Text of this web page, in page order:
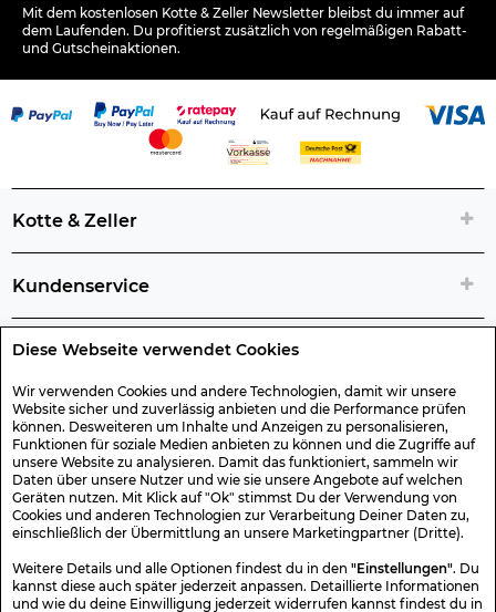
Diese Webseite verwendet Cookies
Wir verwenden Cookies und andere Technologien, damit wir unsere
Website sicher und zuverlässig anbieten und die Performance prüfen
können. Desweiteren um Inhalte und Anzeigen zu personalisieren,
Funktionen für soziale Medien anbieten zu können und die Zugriffe auf
unsere Website zu analysieren. Damit das funktioniert, sammeln wir
Daten über unsere Nutzer und wie sie unsere Angebote auf welchen
Geräten nutzen. Mit Klick auf "Ok" stimmst Du der Verwendung von
Cookies und anderen Technologien zur Verarbeitung Deiner Daten zu,
einschließlich der Übermittlung an unsere Marketingpartner (Dritte).
Weitere Details und alle Optionen findest du in den "Einstellungen". Du
kannst diese auch später jederzeit anpassen. Detaillierte Informationen
und wie du deine Einwilligung jederzeit widerrufen kannst findest du in
Mit dem kostenlosen Kotte & Zeller Newsletter bleibst du immer auf
dem Laufenden. Du profitierst zusätzlich von regelmäßigen Rabatt-
und Gutscheinaktionen.
Kotte & Zeller
Kundenservice
Rechtliche Artikelinfos
Geschenk-Gutscheine
Versand & Rücksendung